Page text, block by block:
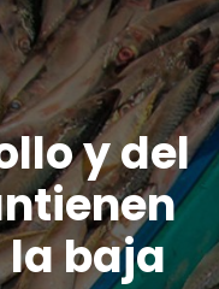
y del
baja